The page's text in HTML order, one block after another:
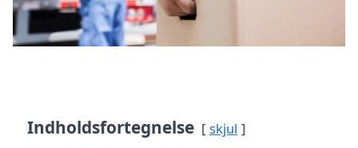
Indholdsfortegnelse skjul